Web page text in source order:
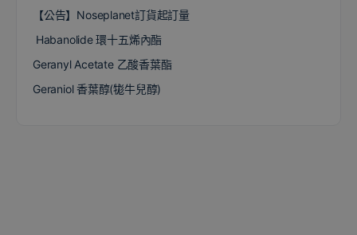
【公告】Noseplanet訂貨起訂量
Habanolide 環十五烯內酯
Geranyl Acetate 乙酸香葉酯
Geraniol 香葉醇(牻牛兒醇)